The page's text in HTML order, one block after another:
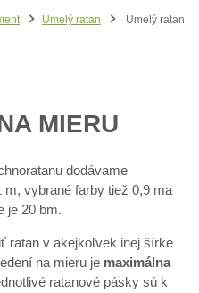
Umelý ratan
Umelý ratan
MIERU
dodávame
vybrané farby tiež 0,9 ma
je 20 bm.
ratan v akejkoľvek inej šírke
na mieru je maximálna
ratanové pásky sú k